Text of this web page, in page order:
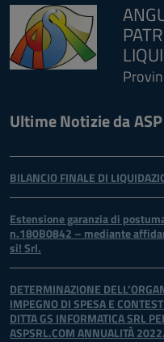
Ultime Notizie da ASP
BILANCIO FINALE DI
Estensione garanzia di
n.180B0842 – mediante
si! Srl.
DETERMINAZIONE
IMPEGNO DI SPESA E
DITTA GS INFORMATICA SRL
ASPSRL.COM ANNUALITÀ